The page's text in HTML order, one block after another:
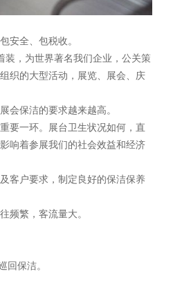
安全、包税收。
装，为世界著名我们企业，公关策
织的大型活动，展览、展会、庆
会保洁的要求越来越高。
要一环。展台卫生状况如何，直
响着参展我们的社会效益和经济
客户要求，制定良好的保洁保养
频繁，客流量大。
回保洁。